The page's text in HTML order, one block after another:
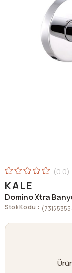
0.0
KALE
Domino Xtra
Stok Kodu